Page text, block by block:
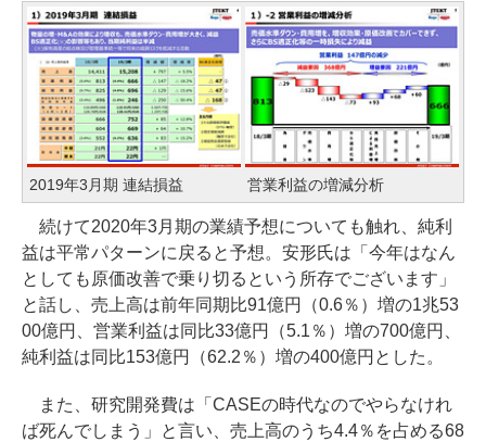
2019年3月期 連結損益 営業利益の増減分析
続けて2020年3月期の業績予想についても触れ、純利
益は平常パターンに戻ると予想。安形氏は「今年はなん
としても原価改善で乗り切るという所存でございます」
と話し、売上高は前年同期比91億円（0.6％）増の1兆53
00億円、営業利益は同比33億円（5.1％）増の700億円、
純利益は同比153億円（62.2％）増の400億円とした。
また、研究開発費は「CASEの時代なのでやらなけれ
ば死んでしまう」と言い、売上高のうち4.4％を占める68